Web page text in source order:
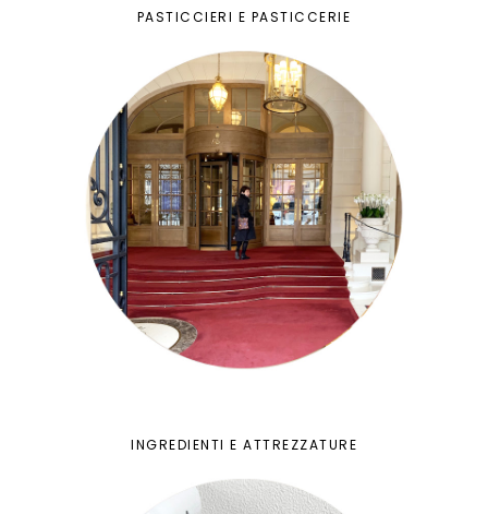
PASTICCIERI E PASTICCERIE
INGREDIENTI E ATTREZZATURE